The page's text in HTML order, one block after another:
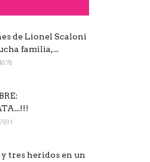
de Lionel Scaloni
familia,...
7691
tres heridos en un